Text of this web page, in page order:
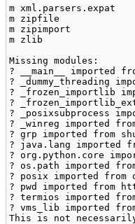
m xml.parsers.expat
m zipfile
m zipimport
m zlib
Missing modules:
? __main__ imported
? _dummy_threading
? _frozen_importlib
?
? _posixsubprocess
? _winreg imported
? grp imported from
? java.lang imported
? org.python.core
? os.path imported
? posix imported from
? pwd imported from
? termios imported
? vms_lib imported
This is not